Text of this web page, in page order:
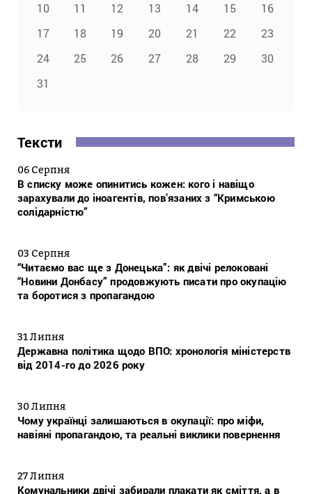
10
11 12 13 14 15
16
17
18 19 20 21 22
23
24
25 26 27 28 29
30
31
Тексти
06 Серпня
В списку може опинитись кожен: кого і навіщо
зарахували до іноагентів, пов’язаних з “Кримською
солідарністю”
03 Серпня
“Читаємо вас ще з Донецька”: як двічі релоковані
“Новини Донбасу” продовжують писати про окупацію
та боротися з пропагандою
31 Липня
Державна політика щодо ВПО: хронологія міністерств
від 2014-го до 2026 року
30 Липня
Чому українці залишаються в окупації: про міфи,
навіяні пропагандою, та реальні виклики повернення
27 Липня
Комунальники двічі забирали плакати як сміття, а в